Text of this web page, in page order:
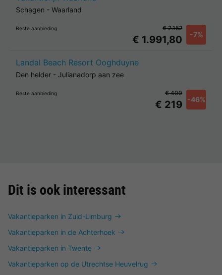
Schagen - Waarland
Beste aanbieding
€ 1.991,80 -7%
€ 2.152
Landal Beach Resort Ooghduyne
Den helder - Julianadorp aan zee
Beste aanbieding
€ 219 -46%
€ 409
Dit is ook interessant
Vakantieparken in Zuid-Limburg
Vakantieparken in de Achterhoek
Vakantieparken in Twente
Vakantieparken op de Utrechtse Heuvelrug